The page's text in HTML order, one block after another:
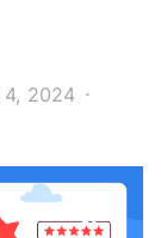
4, 2024